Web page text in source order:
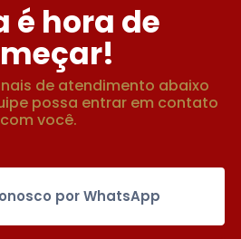
é hora de
de atendimento abaixo
possa entrar em contato
com você.
por WhatsApp